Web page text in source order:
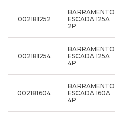
002181252
BARRAMENTO
ESCADA 125A
2P
002181254
BARRAMENTO
ESCADA 125A
4P
002181604
BARRAMENTO
ESCADA 160A
4P